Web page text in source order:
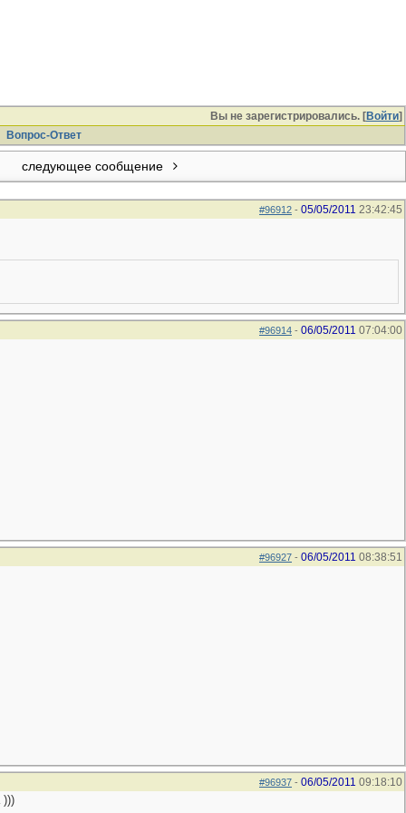
Вы не зарегистрировались. [Войти]
Вопрос-Ответ
следующее сообщение
#96912 - 05/05/2011 23:42:45
#96914 - 06/05/2011 07:04:00
#96927 - 06/05/2011 08:38:51
#96937 - 06/05/2011 09:18:10
)))